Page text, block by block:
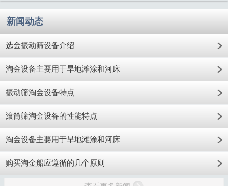
新闻动态
选金振动筛设备介绍
淘金设备主要用于旱地滩涂和河床
振动筛淘金设备特点
滚筒筛淘金设备的性能特点
淘金设备主要用于旱地滩涂和河床
购买淘金船应遵循的几个原则